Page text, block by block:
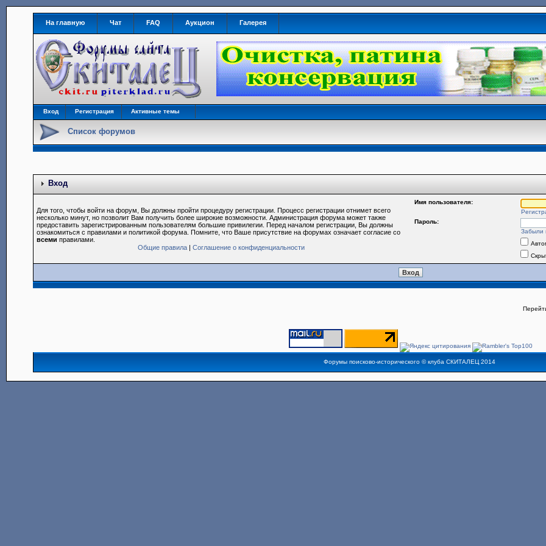
На главную Чат FAQ Аукцион Галерея
Вход Регистрация Активные темы
Список форумов
Вход
Для того, чтобы войти на форум, Вы должны пройти процедуру регистрации. Процесс регистрации отнимет всего
несколько минут, но позволит Вам получить более широкие возможности. Администрация форума может также
предоставить зарегистрированным пользователям большие привилегии. Перед началом регистрации, Вы должны
ознакомиться с правилами и политикой форума. Помните, что Ваше присутствие на форумах означает согласие со
всеми правилами.
Общие правила |Соглашение о конфиденциальности
Имя пользователя:
Пароль:
Забыли
Форумы поисково-исторического ©клуба СКИТАЛЕЦ2014